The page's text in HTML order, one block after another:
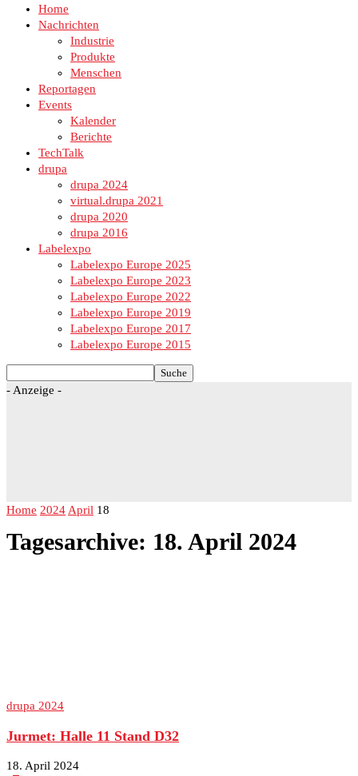
Home
Nachrichten
Industrie
Produkte
Menschen
Reportagen
Events
Kalender
Berichte
TechTalk
drupa
drupa 2024
virtual.drupa 2021
drupa 2020
drupa 2016
Labelexpo
Labelexpo Europe 2025
Labelexpo Europe 2023
Labelexpo Europe 2022
Labelexpo Europe 2019
Labelexpo Europe 2017
Labelexpo Europe 2015
- Anzeige -
Home 2024 April 18
Tagesarchive: 18. April 2024
drupa 2024
Jurmet: Halle 11 Stand D32
18. April 2024